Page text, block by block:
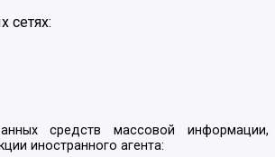
сетях:
средств массовой информации,
иностранного агента: